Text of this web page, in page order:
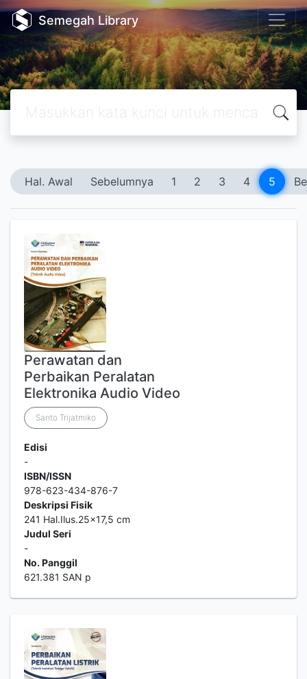
Semegah Library
Hal. Awal Sebelumnya 1 2 3 4 5
Perawatan dan
Perbaikan Peralatan
Elektronika Audio Video
Santo Trijatmiko
Edisi
-
ISBN/ISSN
978-623-434-876-7
Deskripsi Fisik
241 Hal.Ilus.25x17,5 cm
Judul Seri
-
No. Panggil
621.381 SAN p